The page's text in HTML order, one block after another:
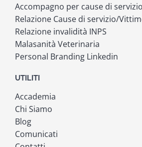
Accompagno per cause di servizio
Relazione Cause di servizio/
Relazione invalidità INPS
Malasanità Veterinaria
Personal Branding Linkedin
UTILITI
Accademia
Chi Siamo
Blog
Comunicati